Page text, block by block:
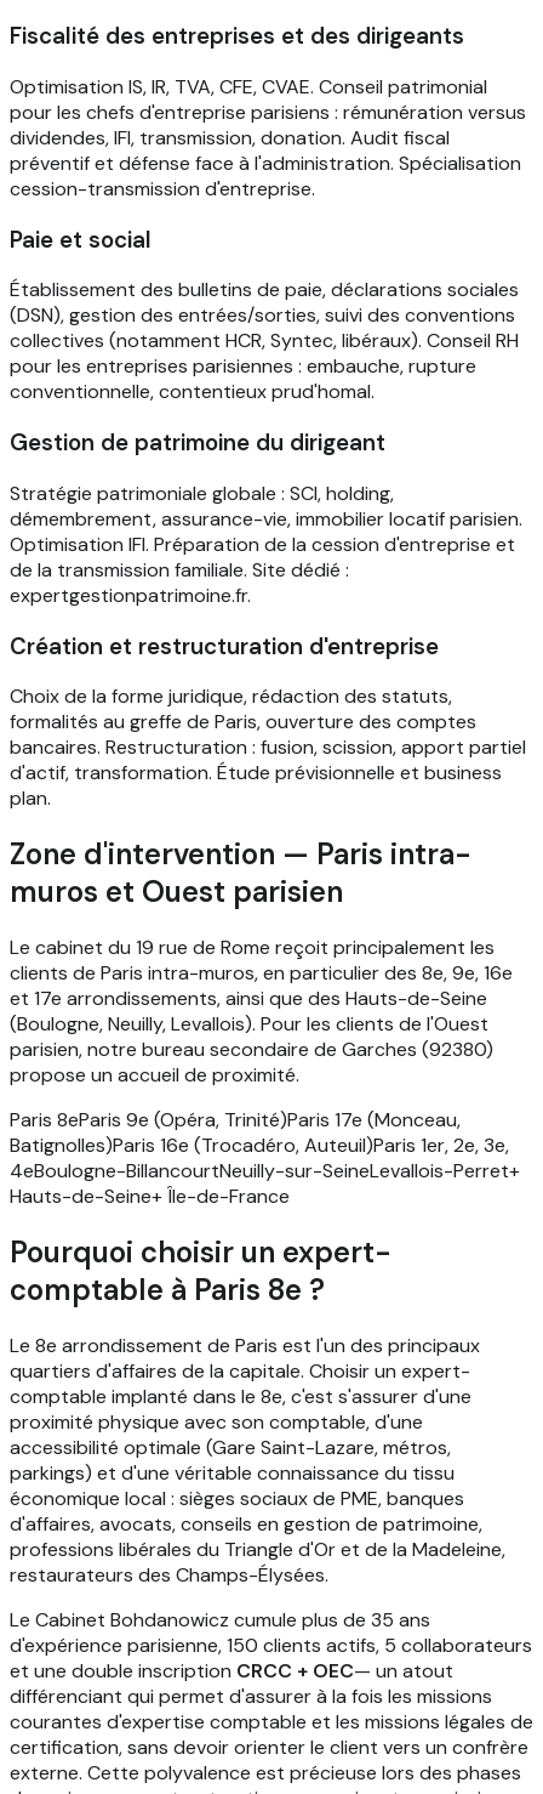
Fiscalité des entreprises et des dirigeants
Optimisation IS, IR, TVA, CFE, CVAE. Conseil patrimonial
pour les chefs d'entreprise parisiens : rémunération versus
dividendes, IFI, transmission, donation. Audit fiscal
préventif et défense face à l'administration. Spécialisation
cession-transmission d'entreprise.
Paie et social
Établissement des bulletins de paie, déclarations sociales
(DSN), gestion des entrées/sorties, suivi des conventions
collectives (notamment HCR, Syntec, libéraux). Conseil RH
pour les entreprises parisiennes : embauche, rupture
conventionnelle, contentieux prud'homal.
Gestion de patrimoine du dirigeant
Stratégie patrimoniale globale : SCI, holding,
démembrement, assurance-vie, immobilier locatif parisien.
Optimisation IFI. Préparation de la cession d'entreprise et
de la transmission familiale. Site dédié :
expertgestionpatrimoine.fr.
Création et restructuration d'entreprise
Choix de la forme juridique, rédaction des statuts,
formalités au greffe de Paris, ouverture des comptes
bancaires. Restructuration : fusion, scission, apport partiel
d'actif, transformation. Étude prévisionnelle et business
plan.
Zone d'intervention — Paris intra-
muros et Ouest parisien
Le cabinet du 19 rue de Rome reçoit principalement les
clients de Paris intra-muros, en particulier des 8e, 9e, 16e
et 17e arrondissements, ainsi que des Hauts-de-Seine
(Boulogne, Neuilly, Levallois). Pour les clients de l'Ouest
parisien, notre bureau secondaire de Garches (92380)
propose un accueil de proximité.
Paris 8eParis 9e (Opéra, Trinité)Paris 17e (Monceau,
Batignolles)Paris 16e (Trocadéro, Auteuil)Paris 1er, 2e, 3e,
4eBoulogne-BillancourtNeuilly-sur-SeineLevallois-Perret+
Hauts-de-Seine+ Île-de-France
Pourquoi choisir un expert-
comptable à Paris 8e ?
Le 8e arrondissement de Paris est l'un des principaux
quartiers d'affaires de la capitale. Choisir un expert-
comptable implanté dans le 8e, c'est s'assurer d'une
proximité physique avec son comptable, d'une
accessibilité optimale (Gare Saint-Lazare, métros,
parkings) et d'une véritable connaissance du tissu
économique local : sièges sociaux de PME, banques
d'affaires, avocats, conseils en gestion de patrimoine,
professions libérales du Triangle d'Or et de la Madeleine,
restaurateurs des Champs-Élysées.
Le Cabinet Bohdanowicz cumule plus de 35 ans
d'expérience parisienne, 150 clients actifs, 5 collaborateurs
et une double inscription CRCC + OEC— un atout
différenciant qui permet d'assurer à la fois les missions
courantes d'expertise comptable et les missions légales de
certification, sans devoir orienter le client vers un confrère
externe. Cette polyvalence est précieuse lors des phases